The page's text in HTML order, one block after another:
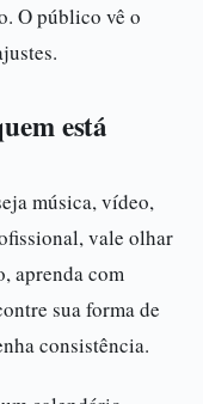
O público vê o
está
música, vídeo,
vale olhar
aprenda com
sua forma de
consistência.